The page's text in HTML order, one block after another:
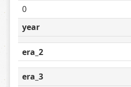
0
year
era_2
era_3